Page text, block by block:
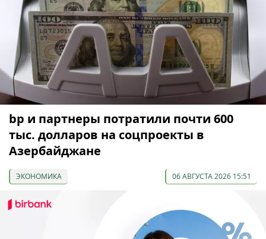
bp и партнеры потратили почти 600
тыс. долларов на соцпроекты в
Азербайджане
ЭКОНОМИКА 06 АВГУСТА 2026 15:51